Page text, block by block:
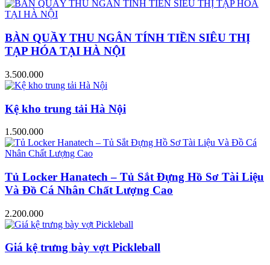
BÀN QUẦY THU NGÂN TÍNH TIỀN SIÊU THỊ
TẠP HÓA TẠI HÀ NỘI
3.500.000
Kệ kho trung tải Hà Nội
1.500.000
Tủ Locker Hanatech – Tủ Sắt Đựng Hồ Sơ Tài Liệu
Và Đồ Cá Nhân Chất Lượng Cao
2.200.000
Giá kệ trưng bày vợt Pickleball